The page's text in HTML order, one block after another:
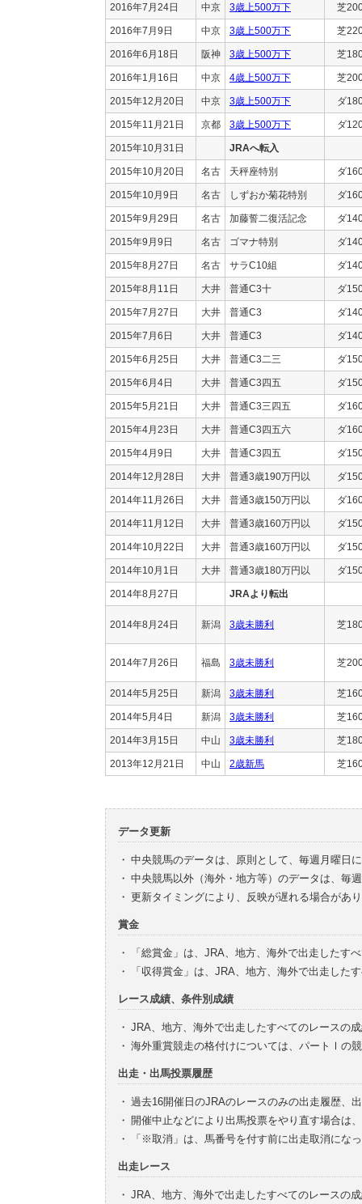
2016年7月24日 中京 3歳上500万下 芝
2016年7月9日 中京 3歳上500万下 芝
2016年6月18日 阪神 3歳上500万下 芝
2016年1月16日 中京 4歳上500万下 芝
2015年12月20日 中京 3歳上500万下 ダ
2015年11月21日 京都 3歳上500万下 ダ
2015年10月31日 JRAへ転入
2015年10月20日 名古 天秤座特別 ダ
2015年10月9日 名古 しずおか菊花特別 ダ
2015年9月29日 名古 加藤誓二復活記念 ダ
2015年9月9日 名古 ゴマナ特別 ダ
2015年8月27日 名古 サラC10組 ダ
2015年8月11日 大井 普通C3十 ダ
2015年7月27日 大井 普通C3 ダ
2015年7月6日 大井 普通C3 ダ
2015年6月25日 大井 普通C3二三 ダ
2015年6月4日 大井 普通C3四五 ダ
2015年5月21日 大井 普通C3三四五 ダ
2015年4月23日 大井 普通C3四五六 ダ
2015年4月9日 大井 普通C3四五 ダ
2014年12月28日 大井 普通3歳190万円以 ダ
2014年11月26日 大井 普通3歳150万円以 ダ
2014年11月12日 大井 普通3歳160万円以 ダ
2014年10月22日 大井 普通3歳160万円以 ダ
2014年10月1日 大井 普通3歳180万円以 ダ
2014年8月27日 JRAより転出
2014年8月24日 新潟 3歳未勝利 芝
2014年7月26日 福島 3歳未勝利 芝
2014年5月25日 新潟 3歳未勝利 芝
2014年5月4日 新潟 3歳未勝利 芝
2014年3月15日 中山 3歳未勝利 芝
2013年12月21日 中山 2歳新馬 芝
データ更新
・ 中央競馬のデータは、原則として、毎週月曜日
・ 中央競馬以外（海外・地方等）のデータは、毎
・ 更新タイミングにより、反映が遅れる場合があ
賞金
・
「総賞金」は、JRA、地方、海外で出走したす
・
「収得賞金」は、JRA、地方、海外で出走した
レース成績、条件別成績
・ JRA、地方、海外で出走したすべてのレースの
・ 海外重賞競走の格付けについては、パートⅠの
出走・出馬投票履歴
・ 過去16開催日のJRAのレースのみの出走履歴、
・ 開催中止などにより出馬投票をやり直す場合は
・
「※取消」は、馬番号を付す前に出走取消にな
出走レース
・ JRA、地方、海外で出走したすべてのレースの